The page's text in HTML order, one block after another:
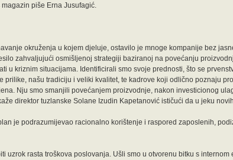
piše Erna Jusufagić.
okruženja u kojem djeluje, ostavilo je mnoge kompanije bez
zahvaljujući osmišljenoj strategiji baziranoj na povećanju
u kriznim situacijama. Identificirali smo svoje prednosti, što se
prilike, našu tradiciju i veliki kvalitet, te kadrove koji odlično poznaju
Nju smo smanjili povećanjem proizvodnje, nakon investicionog
direktor tuzlanske Solane Izudin Kapetanović ističući da u jeku
je podrazumijevao racionalno korištenje i raspored zaposlenih,
uzrok rasta troškova poslovanja. Ušli smo u otvorenu bitku s